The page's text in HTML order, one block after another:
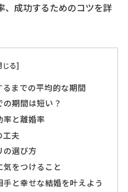
、成功するためのコツを詳
までの平均的な期間
期間は短い？
率と離婚率
工夫
の選び方
をつけること
と幸せな結婚を叶えよう